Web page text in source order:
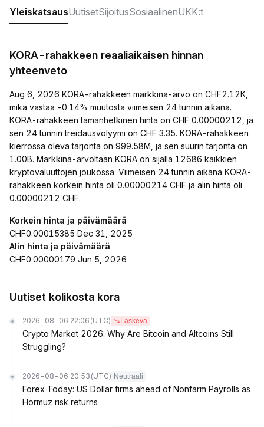
YleiskatsausUutisetSijoitusSosiaalinenUKK:t
KORA-rahakkeen reaaliaikaisen hinnan
yhteenveto
Aug 6, 2026 KORA-rahakkeen markkina-arvo on CHF2.12K,
mikä vastaa -0.14% muutosta viimeisen 24 tunnin aikana.
KORA-rahakkeen tämänhetkinen hinta on CHF 0.00000212, ja
sen 24 tunnin treidausvolyymi on CHF 3.35. KORA-rahakkeen
kierrossa oleva tarjonta on 999.58M, ja sen suurin tarjonta on
1.00B. Markkina-arvoltaan KORA on sijalla 12686 kaikkien
kryptovaluuttojen joukossa. Viimeisen 24 tunnin aikana KORA-
rahakkeen korkein hinta oli 0.00000214 CHF ja alin hinta oli
0.00000212 CHF.
Korkein hinta ja päivämäärä
CHF0.00015385 Dec 31, 2025
Alin hinta ja päivämäärä
CHF0.00000179 Jun 5, 2026
Uutiset kolikosta kora
2026-08-06 22:06 (UTC) Laskeva
Crypto Market 2026: Why Are Bitcoin and Altcoins Still
Struggling?
2026-08-06 20:53 (UTC) Neutraali
Forex Today: US Dollar firms ahead of Nonfarm Payrolls as
Hormuz risk returns